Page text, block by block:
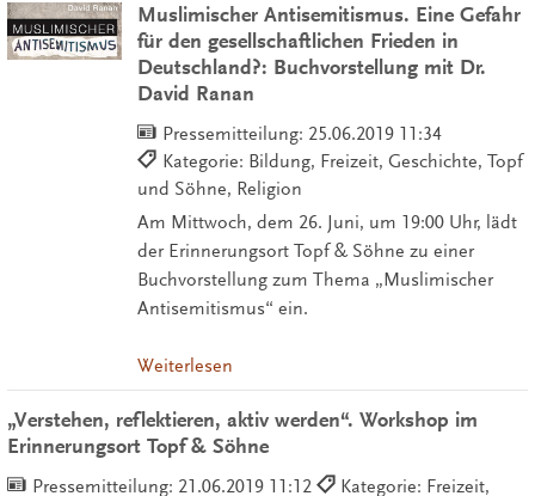
Muslimischer Antisemitismus. Eine Gefahr
für den gesellschaftlichen Frieden in
Deutschland?: Buchvorstellung mit Dr.
David Ranan
Pressemitteilung: 25.06.2019 11:34
Kategorie: Bildung, Freizeit, Geschichte, Topf
und Söhne, Religion
Am Mittwoch, dem 26. Juni, um 19:00 Uhr, lädt
der Erinnerungsort Topf & Söhne zu einer
Buchvorstellung zum Thema „Muslimischer
Antisemitismus“ ein.
Weiterlesen
„Verstehen, reflektieren, aktiv werden“. Workshop im
Erinnerungsort Topf & Söhne
Pressemitteilung: 21.06.2019 11:12
Kategorie: Freizeit,